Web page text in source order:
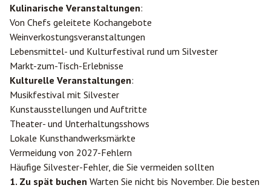
Kulinarische Veranstaltungen:
Von Chefs geleitete Kochangebote
Weinverkostungsveranstaltungen
Lebensmittel- und Kulturfestival rund um Silvester
Markt-zum-Tisch-Erlebnisse
Kulturelle Veranstaltungen:
Musikfestival mit Silvester
Kunstausstellungen und Auftritte
Theater- und Unterhaltungsshows
Lokale Kunsthandwerksmärkte
Vermeidung von 2027-Fehlern
Häufige Silvester-Fehler, die Sie vermeiden sollten
1. Zu spät buchen Warten Sie nicht bis November. Die besten